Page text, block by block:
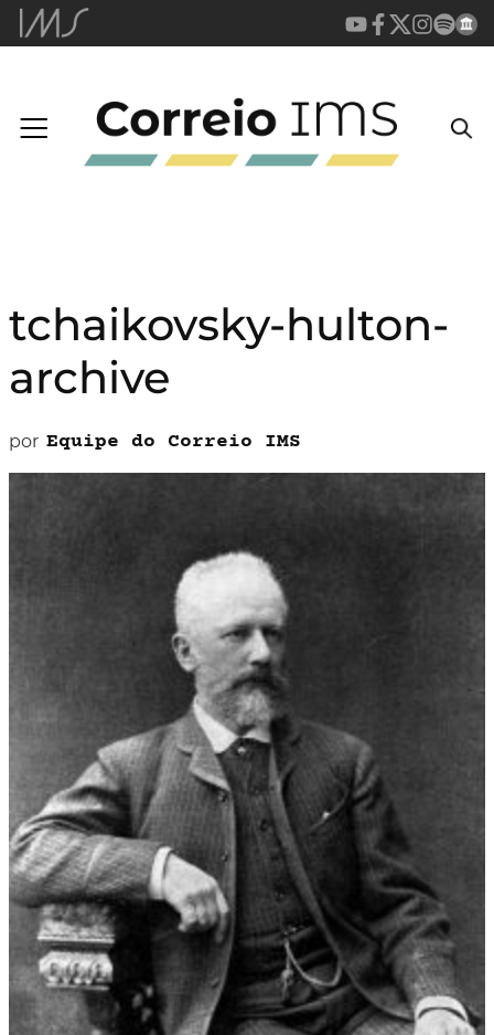
tchaikovsky-hulton-
archive
por Equipe do Correio IMS